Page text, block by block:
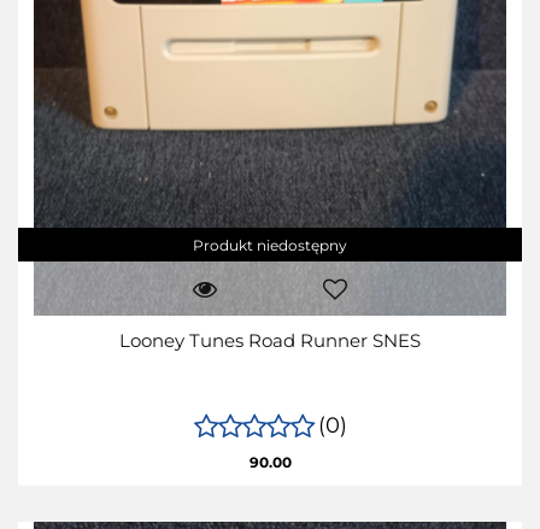
Produkt niedostępny
Looney Tunes Road Runner SNES
(0)
90.00